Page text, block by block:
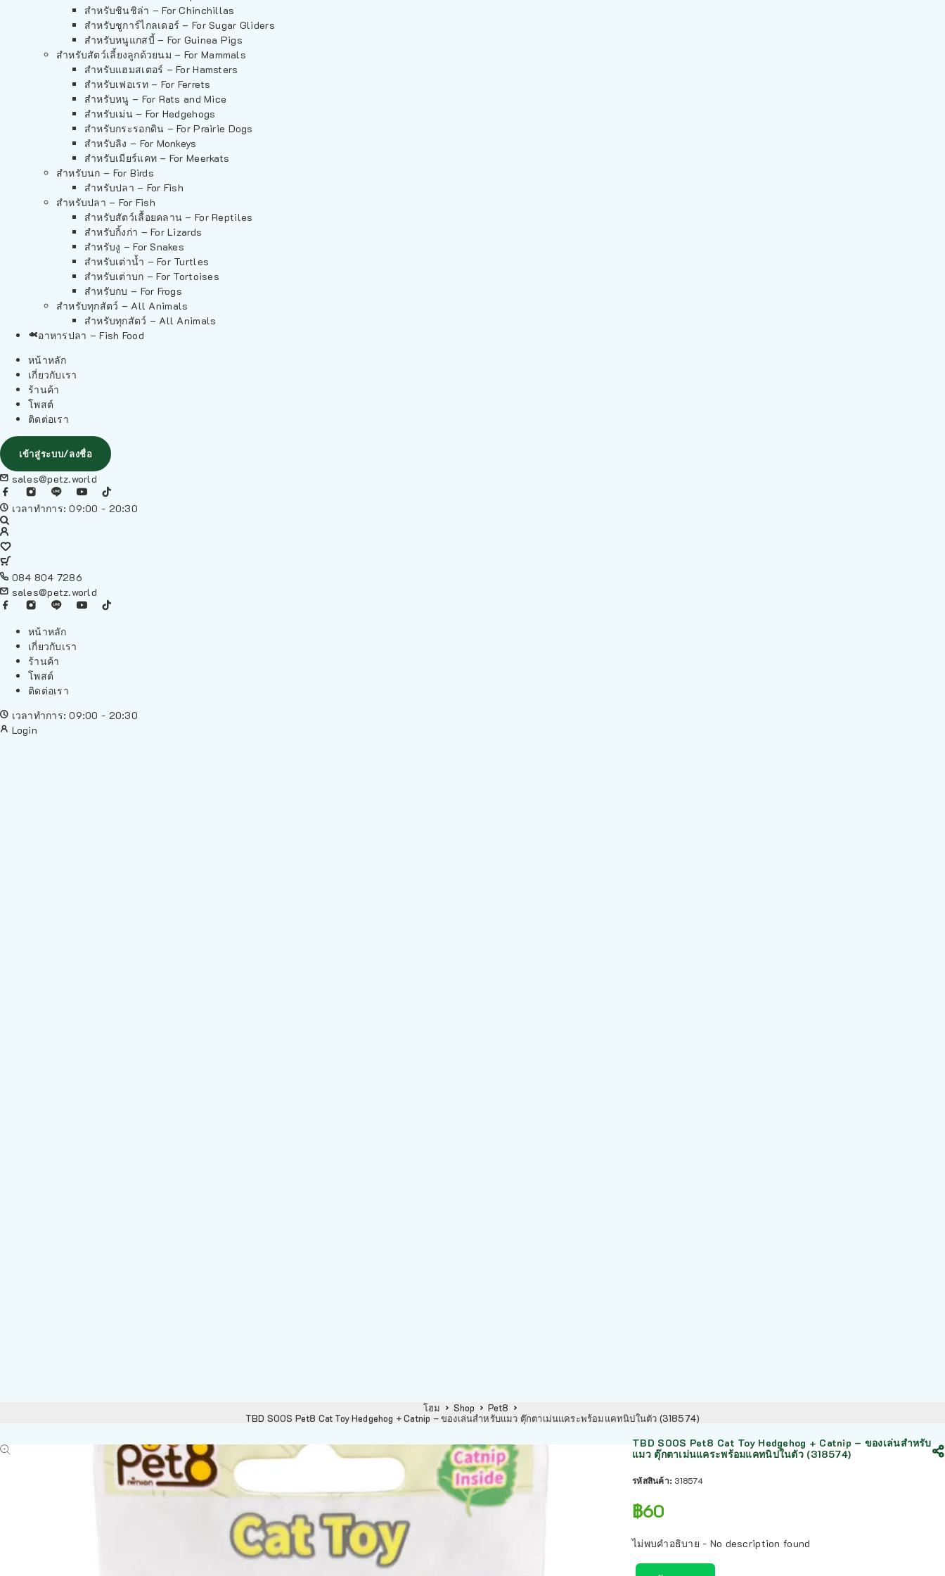
สำหรับชินชิล่า – For Chinchillas
สำหรับชูการ์ไกลเดอร์ – For Sugar Gliders
สำหรับหนูแกสบี้ – For Guinea Pigs
สำหรับสัตว์เลี้ยงลูกด้วยนม – For Mammals
สำหรับแฮมสเตอร์ – For Hamsters
สำหรับเฟอเรท – For Ferrets
สำหรับหนู – For Rats and Mice
สำหรับเม่น – For Hedgehogs
สำหรับกระรอกดิน – For Prairie Dogs
สำหรับลิง – For Monkeys
สำหรับเมียร์แคท – For Meerkats
สำหรับนก – For Birds
สำหรับปลา – For Fish
สำหรับปลา – For Fish
สำหรับสัตว์เลื้อยคลาน – For Reptiles
สำหรับกิ้งก่า – For Lizards
สำหรับงู – For Snakes
สำหรับเต่าน้ำ – For Turtles
สำหรับเต่าบก – For Tortoises
สำหรับกบ – For Frogs
สำหรับทุกสัตว์ – All Animals
สำหรับทุกสัตว์ – All Animals
อาหารปลา – Fish Food
หน้าหลัก
เกี่ยวกับเรา
ร้านค้า
โพสต์
ติดต่อเรา
เข้าสู่ระบบ/ลงชื่อ
sales@petz.world
เวลาทำการ: 09:00 - 20:30
084 804 7286
sales@petz.world
หน้าหลัก
เกี่ยวกับเรา
ร้านค้า
โพสต์
ติดต่อเรา
เวลาทำการ: 09:00 - 20:30
Login
โฮม Shop
Pet8
TBD SOOS Pet8 Cat Toy Hedgehog + Catnip – ของเล่นสำหรับแมว ตุ๊กตาเม่นแคระพร้อมแคทนิปในตัว (318574)
TBD SOOS Pet8 Cat Toy Hedgehog + Catnip – ของเล่นสำหรับ
แมว ตุ๊กตาเม่นแคระพร้อมแคทนิปในตัว (318574)
รหัสสินค้า: 318574
฿60
ไม่พบคำอธิบาย - No description found